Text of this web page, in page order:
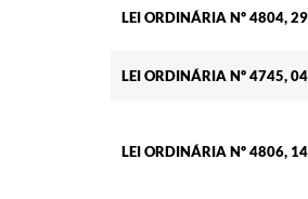
LEI ORDINÁRIA Nº 4804,
LEI ORDINÁRIA Nº 4745,
LEI ORDINÁRIA Nº 4806,